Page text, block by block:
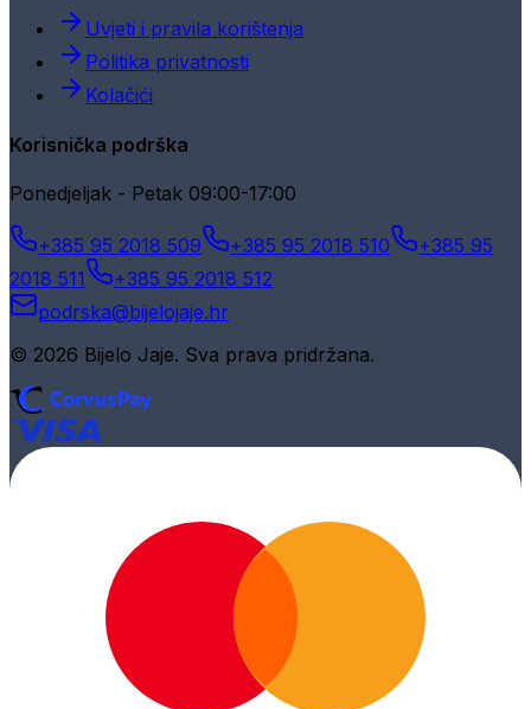
Uvjeti i pravila korištenja
Politika privatnosti
Kolačići
Korisnička podrška
Ponedjeljak - Petak 09:00-17:00
+385 95 2018 509 +385 95 2018 510
+385 95
2018 511
+385 95 2018 512
podrska@bijelojaje.hr
© 2026 Bijelo Jaje. Sva prava pridržana.